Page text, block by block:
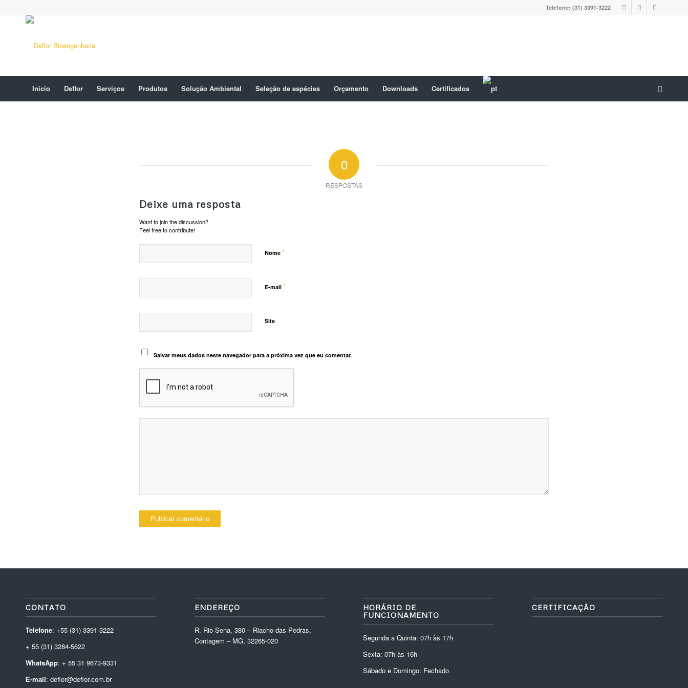
Telefone: (31) 3391-3222
Início Deflor Serviços Produtos Solução Ambiental Seleção de espécies Orçamento Downloads Certificados
0
RESPOSTAS
Deixe uma resposta
Want to join the discussion?
Feel free to contribute!
Nome *
E-mail *
Site
Salvar meus dados neste navegador para a próxima vez que eu comentar.
CONTATO
Telefone: +55 (31) 3391-3222
+ 55 (31) 3284-5622
WhatsApp: + 55 31 9673-9331
E-mail: deflor@deflor.com.br
ENDEREÇO
R. Rio Sena, 380 – Riacho das Pedras,
Contagem – MG, 32265-020
HORÁRIO DE
FUNCIONAMENTO
Segunda a Quinta: 07h às 17h
Sexta: 07h às 16h
Sábado e Domingo: Fechado
CERTIFICAÇÃO